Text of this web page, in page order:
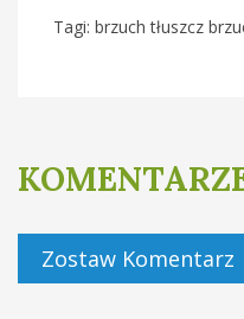
Tagi: brzuch tłuszcz
Zostaw Komentarz